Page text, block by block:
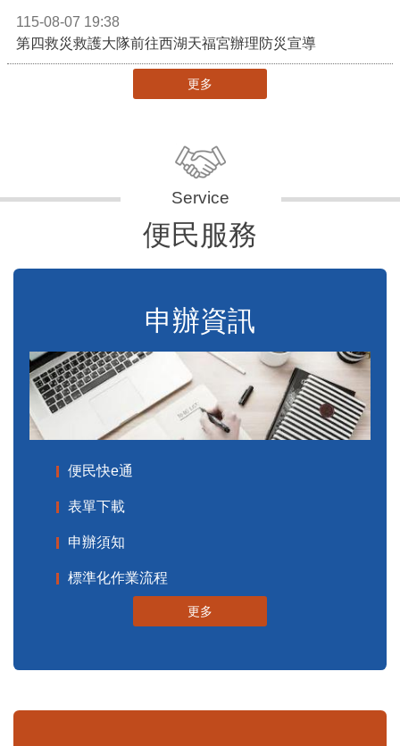
115-08-07 19:38
第四救災救護大隊前往西湖天福宮辦理防災宣導
更多
便民服務
申辦資訊
便民快e通
表單下載
申辦須知
標準化作業流程
更多